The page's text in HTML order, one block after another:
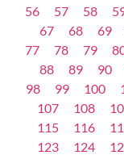
56
57 58
67
68 69
77
78 79
88
89 90
98
99 100
107
108
115
116
123
124